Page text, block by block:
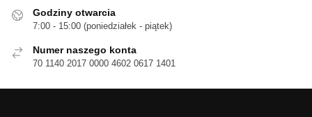
Godziny otwarcia
7:00 - 15:00 (poniedziałek - piątek)
Numer naszego konta
70 1140 2017 0000 4602 0617 1401